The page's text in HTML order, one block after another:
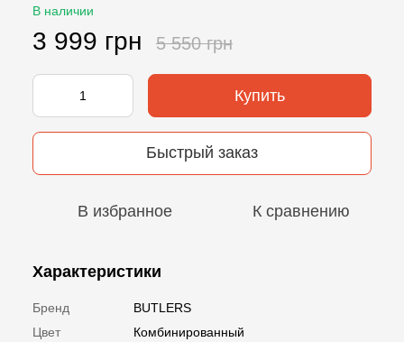
В наличии
3 999 грн 5 550 грн
Купить
Быстрый заказ
В избранное К сравнению
Характеристики
Бренд
BUTLERS
Цвет
Комбинированный